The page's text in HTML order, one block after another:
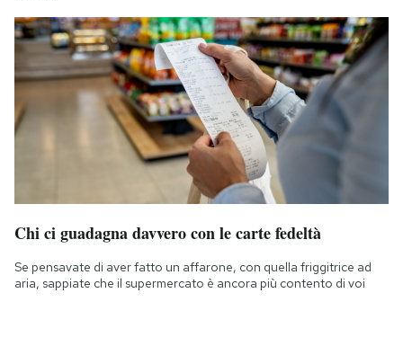
Chi ci guadagna davvero con le carte fedeltà
Se pensavate di aver fatto un affarone, con quella friggitrice ad
aria, sappiate che il supermercato è ancora più contento di voi